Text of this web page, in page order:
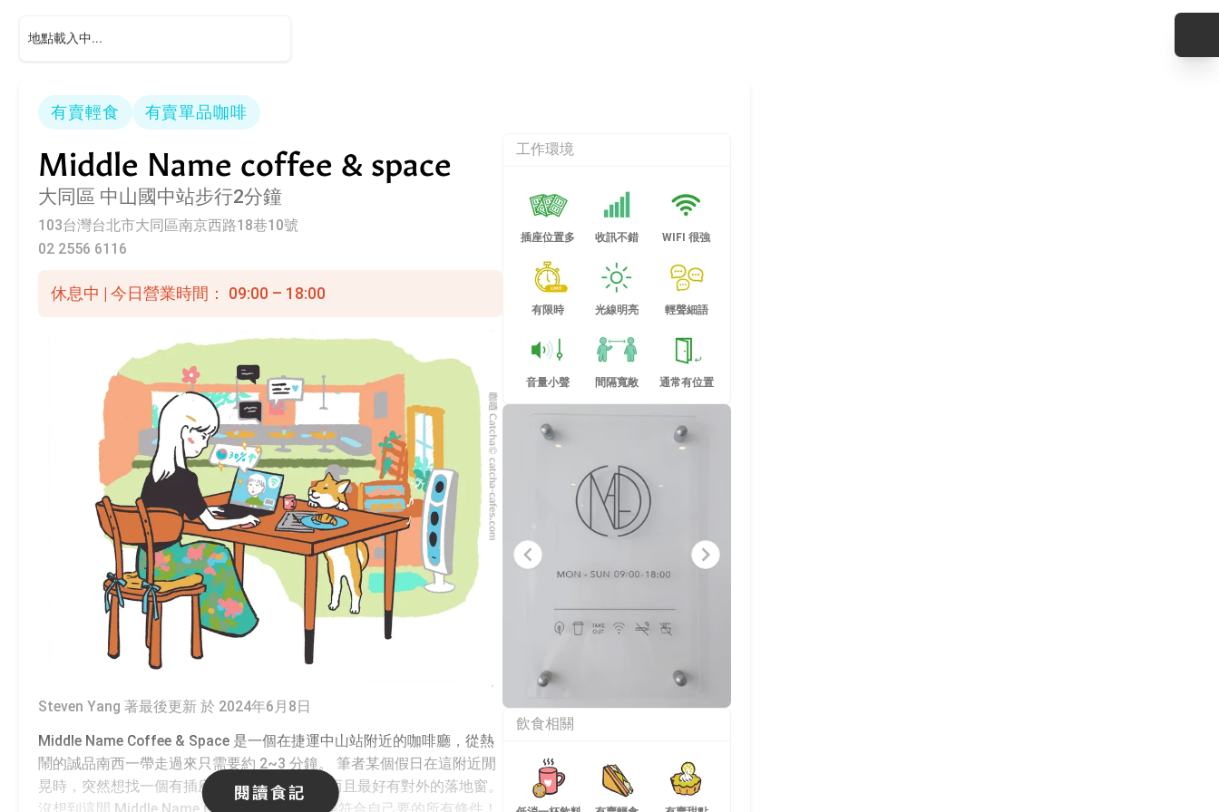
有賣輕食 有賣單品咖啡
Middle Name coffee & space
大同區 中山國中站步行2分鐘
103台灣台北市大同區南京西路18巷10號
02 2556 6116
休息中 | 今日營業時間： 09:00 – 18:00
Steven Yang 著最後更新 於 2024年6月8日
Middle Name Coffee & Space 是一個在捷運中山站附近的咖啡廳，從熱
鬧的誠品南西一帶走過來只需要約 2~3 分鐘。 筆者某個假日在這附近閒
晃時，突然想找一個有插座、明亮的咖啡廳，而且最好有對外的落地窗。
閱讀食記
工作環境
插座位置多 收訊不錯 WIFI 很強
有限時 光線明亮 輕聲細語
音量小聲 間隔寬敞 通常有位置
Item
飲食相關